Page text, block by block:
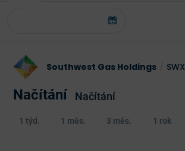
Southwest Gas Holdings SWX
Načítání Načítání
1 týd. 1 měs. 3 měs. 1 rok